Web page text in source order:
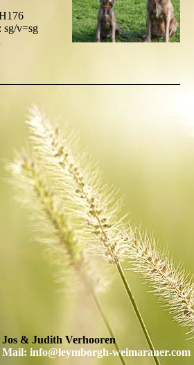
sg/v=sg
Jos & Judith Verhooren
info@leymborgh-weimaraner.com